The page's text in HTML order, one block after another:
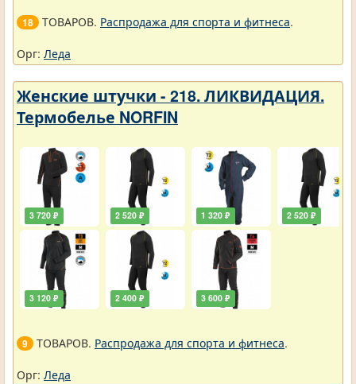
18 ТОВАРОВ. Распродажа для спорта и фитнеса.
Орг: Леда
Женские штучки - 218. ЛИКВИДАЦИЯ.
Термобелье NORFIN
3 720 ₽
3 120 ₽
2 520 ₽
2 400 ₽
1 320 ₽
3 600 ₽
2 520 ₽
9 ТОВАРОВ. Распродажа для спорта и фитнеса.
Орг: Леда